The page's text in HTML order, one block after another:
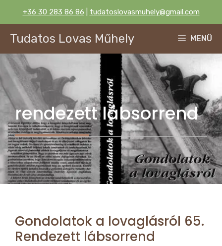
tartalomba
+36 30 283 86 86 tudatoslovasmuhely@gmail.com
Tudatos Lovas Műhely MENÜ
rendezett lábsorrend
Gondolatok a lovaglásról 65.
Rendezett lábsorrend